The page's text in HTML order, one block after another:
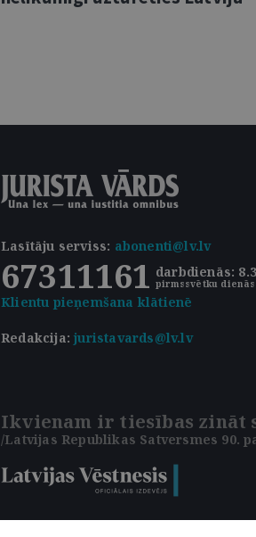
Lasītāju serviss: abonenti@lv.lv
67311161 darbdienās:
pirmssvētku dienās:
Klientu pieņemšana klātienē
Redakcija:juristavards@lv.lv
Ikvienam ir tiesības zināt
/Latvijas Republikas Satversmes 90.